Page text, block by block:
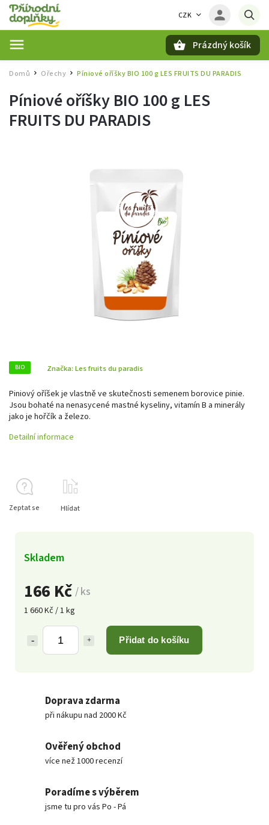
CZK
Prázdný košík
Domů / Ořechy / Píniové oříšky BIO 100 g LES FRUITS DU PARADIS
Píniové oříšky BIO 100 g LES
FRUITS DU PARADIS
BIO Značka: Les fruits du paradis
166 Kč / ks
1 660 Kč / 1 kg
Přidat do košíku
Skladem
Piniový oříšek je vlastně ve skutečnosti semenem borovice pinie.
Jsou bohaté na nenasycené mastné kyseliny, vitamín B a minerály
jako je hořčík a železo.
Detailní informace
Zeptat se Hlídat
Doprava zdarma
při nákupu nad 2000 Kč
Ověřený obchod
více než 1000 recenzí
Poradíme s výběrem
jsme tu pro vás Po - Pá